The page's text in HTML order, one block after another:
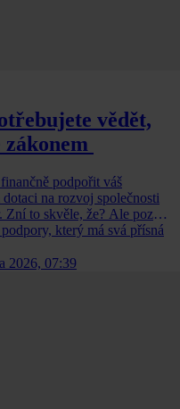
vědět,
zákonem
podpořit váš
na rozvoj společnosti
Zní to skvěle, že? Ale pozor
který má svá přísná
2026, 07:39